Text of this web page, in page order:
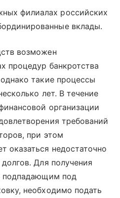
филиалах российских
вклады.
возможен
процедур банкротства
такие процессы
лет. В течение
организации
требований
при этом
оказаться недостаточно
Для получения
подпадающим под
необходимо подать